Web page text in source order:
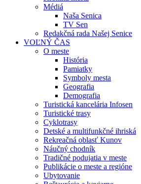
Médiá
Naša Senica
TV Sen
Redakčná rada Našej Senice
VOĽNÝ ČAS
O meste
História
Pamiatky
Symboly mesta
Geografia
Demografia
Turistická kancelária Infosen
Turistické trasy
Cyklotrasy
Detské a multifunkčné ihriská
Rekreačná oblasť Kunov
Náučný chodník
Tradičné podujatia v meste
Publikácie o meste a regióne
Ubytovanie